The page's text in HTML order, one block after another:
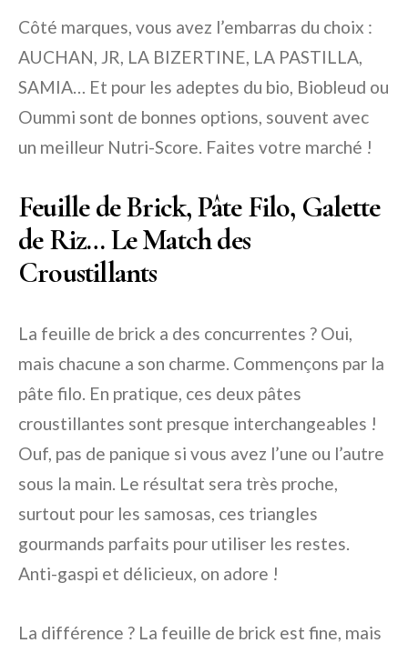
Côté marques, vous avez l’embarras du choix :
AUCHAN, JR, LA BIZERTINE, LA PASTILLA,
SAMIA… Et pour les adeptes du bio, Biobleud ou
Oummi sont de bonnes options, souvent avec
un meilleur Nutri-Score. Faites votre marché !
Feuille de Brick, Pâte Filo, Galette
de Riz… Le Match des
Croustillants
La feuille de brick a des concurrentes ? Oui,
mais chacune a son charme. Commençons par la
pâte filo. En pratique, ces deux pâtes
croustillantes sont presque interchangeables !
Ouf, pas de panique si vous avez l’une ou l’autre
sous la main. Le résultat sera très proche,
surtout pour les samosas, ces triangles
gourmands parfaits pour utiliser les restes.
Anti-gaspi et délicieux, on adore !
La différence ? La feuille de brick est fine, mais